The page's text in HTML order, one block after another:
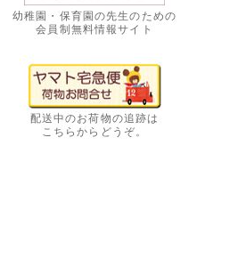
幼稚園・保育園の先生のための
会員制無料情報サイト
配送中のお荷物の追跡は
こちらからどうぞ。